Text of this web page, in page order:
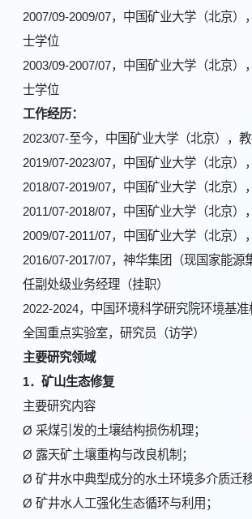
2007/09-2009/07，中国矿业大学（北京）
士学位
2003/09-2007/07，中国矿业大学（北京）
士学位
工作经历：
2023/07-至今，中国矿业大学（北京），
2019/07-2023/07，中国矿业大学（北京）
2018/07-2019/07，中国矿业大学（北京）
2011/07-2018/07，中国矿业大学（北京）
2009/07-2011/07，中国矿业大学（北京）
2016/07-2017/07，神华集团（现国家能源
任副处级业务经理（挂职）
2022-2024，中国环境科学研究院环境基
全国重点实验室，研究员（访学）
主要研究领域
1．矿山生态修复
主要研究内容
Ø 采煤引发的土壤结构损伤机理；
Ø 露天矿土壤重构与改良机制；
Ø 矿井水中典型成分的水土环境多介质迁移
Ø 矿井水人工强化生态循环与利用；